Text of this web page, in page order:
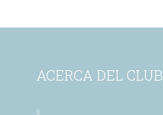
ACERCA DEL CLUB